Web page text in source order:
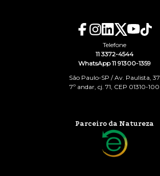
Telefone
11 3372-4544
WhatsApp 11 91300-1359
São Paulo-SP / Av. Paulista, 37
7º andar, cj. 71, CEP 01310-100
Parceiro da Natureza